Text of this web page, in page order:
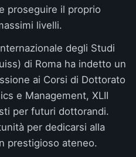
proseguire il proprio
livelli.
degli Studi
di Roma ha indetto un
ai Corsi di Dottorato
e Management, XLII
per futuri dottorandi.
per dedicarsi alla
prestigioso ateneo.